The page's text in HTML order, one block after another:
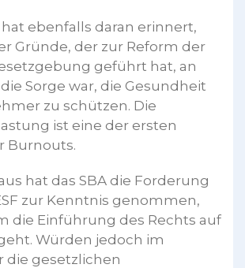
ebenfalls daran erinnert,
Gründe, der zur Reform der
geführt hat, an
Sorge war, die Gesundheit
zu schützen. Die
ist eine der ersten
Burnouts.
hat das SBA die Forderung
zur Kenntnis genommen,
die Einführung des Rechts auf
Würden jedoch im
die gesetzlichen